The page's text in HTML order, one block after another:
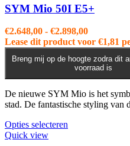
optie
kan
gekozen
worden
op
de
productpagina
SYM Mio 50I E5+
€2.648,00 - €2.898,00Prijsklasse:
€2.648,00
tot
€2.898,00
Lease dit product voor €1,81
Breng mij op de hoogte zodra dit
voorraad is
De nieuwe SYM Mio is het
stad. De fantastische styling van
Opties selecteren
Quick view